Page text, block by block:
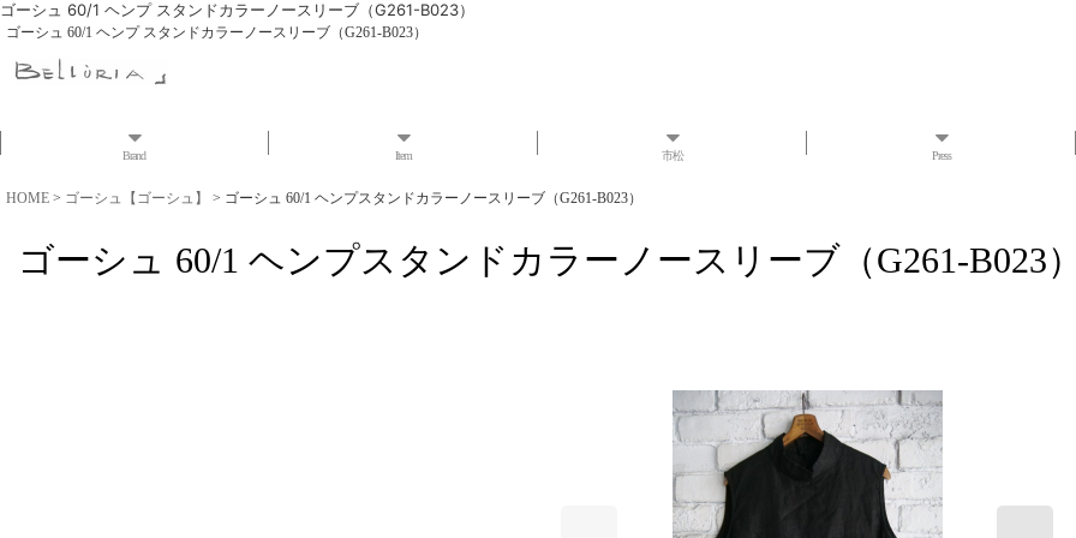
ゴーシュ 60/1 ヘンプ スタンドカラーノースリーブ（G261-B023）
ゴーシュ 60/1 ヘンプ スタンドカラーノースリーブ（G261-B023）
Brand Item 市松 Press
HOME > ゴーシュ【ゴーシュ】 > ゴーシュ 60/1 ヘンプスタンドカラーノースリーブ（G261-B023）
ゴーシュ 60/1 ヘンプスタンドカラーノースリーブ（G261-B023）